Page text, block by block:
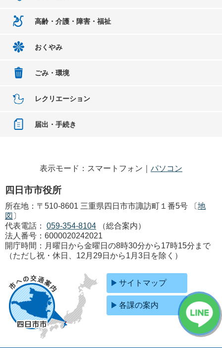
高齢・介護・障害・福祉
おくやみ
ごみ・環境
レクリエーション
届出・手続き
表示モード：スマートフォン｜ パソコン
四日市市役所
所在地：〒510-8601 三重県四日市市諏訪町１番5号 〔地
図 〕
代表電話：
059-354-8104
（総合案内）
法人番号：6000020242021
開庁時間：月曜日から金曜日の8時30分から17時15分まで
（ただし祝・休日、12月29日から1月3日を除く）
サイトマップ
各課の案内